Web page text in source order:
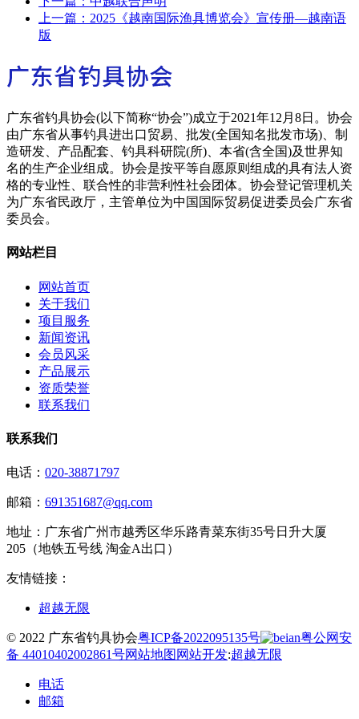
上一篇： 2025《越南国际渔具博览会》宣传册—越南语
版
广东省钓具协会(以下简称“协会”)成立于2021年12月8日。协会
由广东省从事钓具进出口贸易、批发(全国知名批发市场)、制
造研发、产品配套、钓具科研院(所)、本省(含全国)及世界知
名的生产企业组成。协会是按平等自愿原则组成的具有法人资
格的专业性、联合性的非营利性社会团体。协会登记管理机关
为广东省民政厅，主管单位为中国国际贸易促进委员会广东省
委员会。
网站栏目
网站首页
关于我们
项目服务
新闻资讯
会员风采
产品展示
资质荣誉
联系我们
联系我们
电话： 020-38871797
邮箱： 691351687@qq.com
地址： 广东省广州市越秀区华乐路青菜东街35号日升大厦
205（地铁五号线 淘金A出口）
友情链接：
超越无限
© 2022 广东省钓具协会粤ICP备2022095135号
粤公网安
备 44010402002861号网站地图 网站开发:超越无限
电话
邮箱